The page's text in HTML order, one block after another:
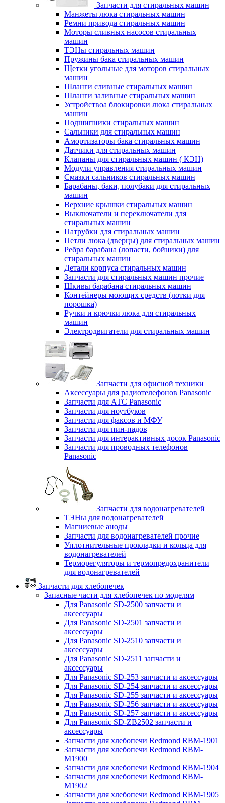
Запчасти для стиральных машин
Манжеты люка стиральных машин
Ремни привода стиральных машин
Моторы сливных насосов стиральных
машин
ТЭНы стиральных машин
Пружины бака стиральных машин
Щетки угольные для моторов стиральных
машин
Шланги сливные стиральных машин
Шланги заливные стиральных машин
Устройствоа блокировки люка стиральных
машин
Подшипники стиральных машин
Сальники для стиральных машин
Амортизаторы бака стиральных машин
Датчики для стиральных машин
Клапаны для стиральных машин ( КЭН)
Модули управления стиральных машин
Смазки сальников стиральных машин
Барабаны, баки, полубаки для стиральных
машин
Верхние крышки стиральных машин
Выключатели и переключатели для
стиральных машин
Патрубки для стиральных машин
Петли люка (дверцы) для стиральных машин
Ребра барабана (лопасти, бойники) для
стиральных машин
Детали корпуса стиральных машин
Запчасти для стиральных машин прочие
Шкивы барабана стиральных машин
Контейнеры моющих средств (лотки для
порошка)
Ручки и крючки люка для стиральных
машин
Электродвигатели для стиральных машин
Запчасти для офисной техники
Аксессуары для радиотелефонов Panasonic
Запчасти для АТС Panasonic
Запчасти для ноутбуков
Запчасти для факсов и МФУ
Запчасти для пин-падов
Запчасти для интерактивных досок Panasonic
Запчасти для проводных телефонов
Panasonic
Запчасти для водонагревателей
ТЭНы для водонагревателей
Магниевые аноды
Запчасти для водонагревателей прочие
Уплотнительные прокладки и кольца для
водонагревателей
Терморегуляторы и термопредохранители
для водонагревателей
Запчасти для хлебопечек
Запасные части для хлебопечек по моделям
Для Panasonic SD-2500 запчасти и
аксессуары
Для Panasonic SD-2501 запчасти и
аксессуары
Для Panasonic SD-2510 запчасти и
аксессуары
Для Panasonic SD-2511 запчасти и
аксессуары
Для Panasonic SD-253 запчасти и аксессуары
Для Panasonic SD-254 запчасти и аксессуары
Для Panasonic SD-255 запчасти и аксессуары
Для Panasonic SD-256 запчасти и аксессуары
Для Panasonic SD-257 запчасти и аксессуары
Для Panasonic SD-ZB2502 запчасти и
аксессуары
Запчасти для хлебопечи Redmond RBM-1901
Запчасти для хлебопечи Redmond RBM-
M1900
Запчасти для хлебопечи Redmond RBM-1904
Запчасти для хлебопечи Redmond RBM-
M1902
Запчасти для хлебопечи Redmond RBM-1905